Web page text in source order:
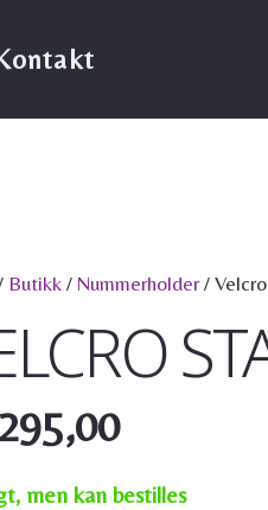
Butikk / Nummerholder/
men kan bestilles